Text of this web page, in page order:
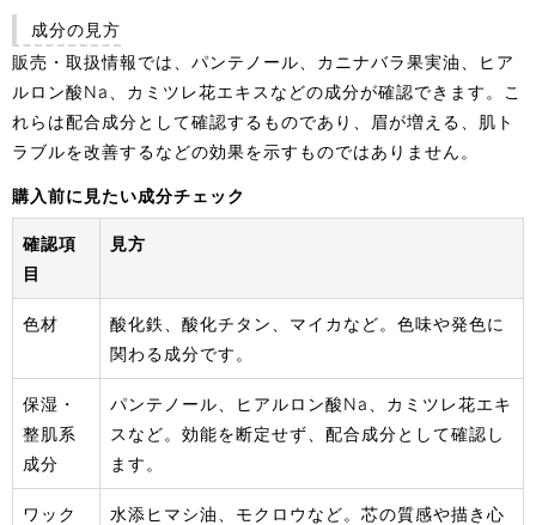
成分の見方
販売・取扱情報では、パンテノール、カニナバラ果実油、ヒア
ルロン酸Na、カミツレ花エキスなどの成分が確認できます。こ
れらは配合成分として確認するものであり、眉が増える、肌ト
ラブルを改善するなどの効果を示すものではありません。
購入前に見たい成分チェック
確認項
目
見方
色材
酸化鉄、酸化チタン、マイカなど。色味や発色に
関わる成分です。
保湿・
整肌系
成分
パンテノール、ヒアルロン酸Na、カミツレ花エキ
スなど。効能を断定せず、配合成分として確認し
ます。
ワック
水添ヒマシ油、モクロウなど。芯の質感や描き心